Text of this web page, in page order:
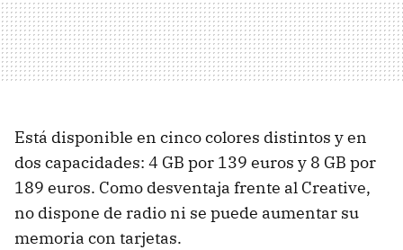
Está disponible en cinco colores distintos y en
dos capacidades: 4 GB por 139 euros y 8 GB por
189 euros. Como desventaja frente al Creative,
no dispone de radio ni se puede aumentar su
memoria con tarjetas.